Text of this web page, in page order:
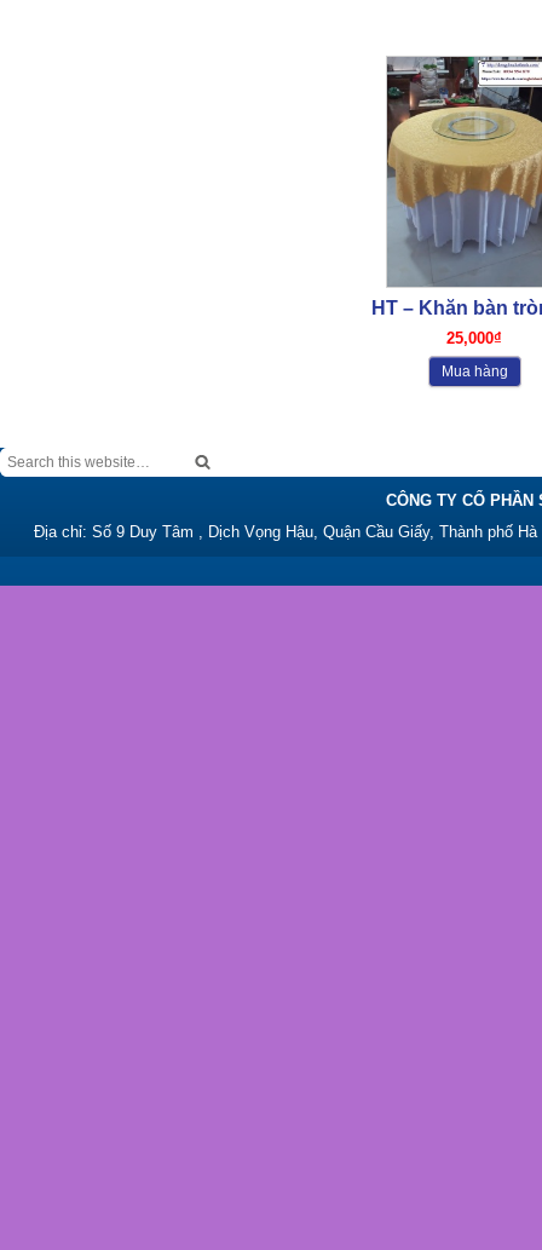
HT – Khăn bàn
25,000₫
Mua hàng
CÔNG TY CỔ
Địa chỉ: Số 9 Duy Tâm , Dịch Vọng Hậu, Quận Cầu Giấy, Thành phố